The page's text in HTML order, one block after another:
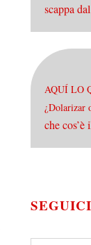
scappa
AQUÍ LO
¿Dolarizar
che cos’è